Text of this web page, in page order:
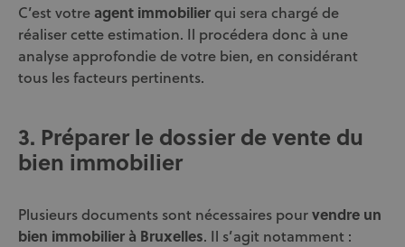
C’est votre agent immobilierqui sera chargé de
réaliser cette estimation. Il procédera donc à une
analyse approfondie de votre bien, en considérant
tous les facteurs pertinents.
3. Préparer le dossier de vente du
bien immobilier
Plusieurs documents sont nécessaires pourvendre un
bien immobilier à Bruxelles. Il s’agit notamment :